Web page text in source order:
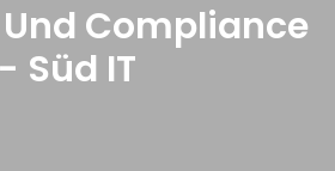
Und Compliance
- Süd IT